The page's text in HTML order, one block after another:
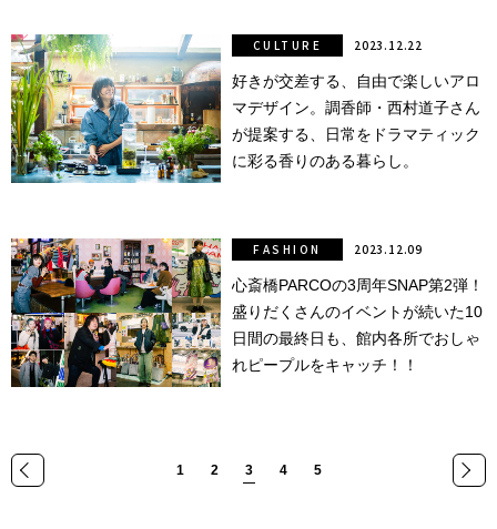
好きが交差する、自由で楽しいアロ
マデザイン。調香師・西村道子さん
が提案する、日常をドラマティック
に彩る香りのある暮らし。
CULTURE 2023.12.22
心斎橋PARCOの3周年SNAP第2弾！
盛りだくさんのイベントが続いた10
日間の最終日も、館内各所でおしゃ
れピープルをキャッチ！！
FASHION 2023.12.09
« 1 2 3 4 5 »